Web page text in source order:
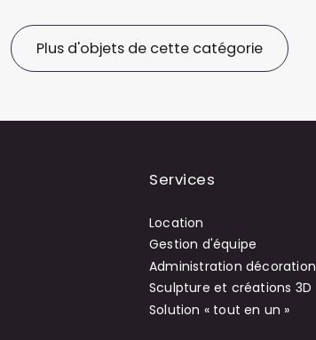
Plus d'objets de cette catégorie
Services
Location
Gestion d'équipe
Administration décoration
Sculpture et créations 3D
Solution « tout en un »